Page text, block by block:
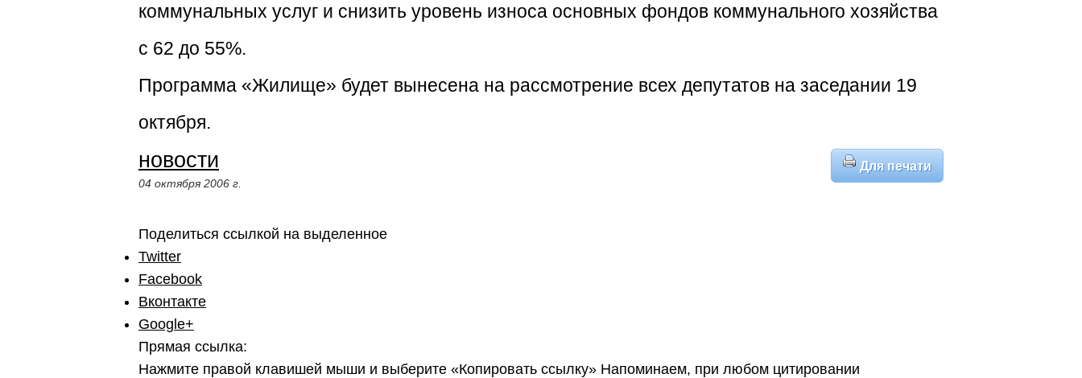
коммунальных услуг и снизить уровень износа основных фондов коммунального хозяйства
с 62 до 55%.
Программа «Жилище» будет вынесена на рассмотрение всех депутатов на заседании 19
октября.
Для печати
новости
04 октября 2006 г.
Поделиться ссылкой на выделенное
Twitter
Facebook
Вконтакте
Google+
Прямая ссылка:
Нажмите правой клавишей мыши и выберите «Копировать ссылку» Напоминаем, при любом цитировании